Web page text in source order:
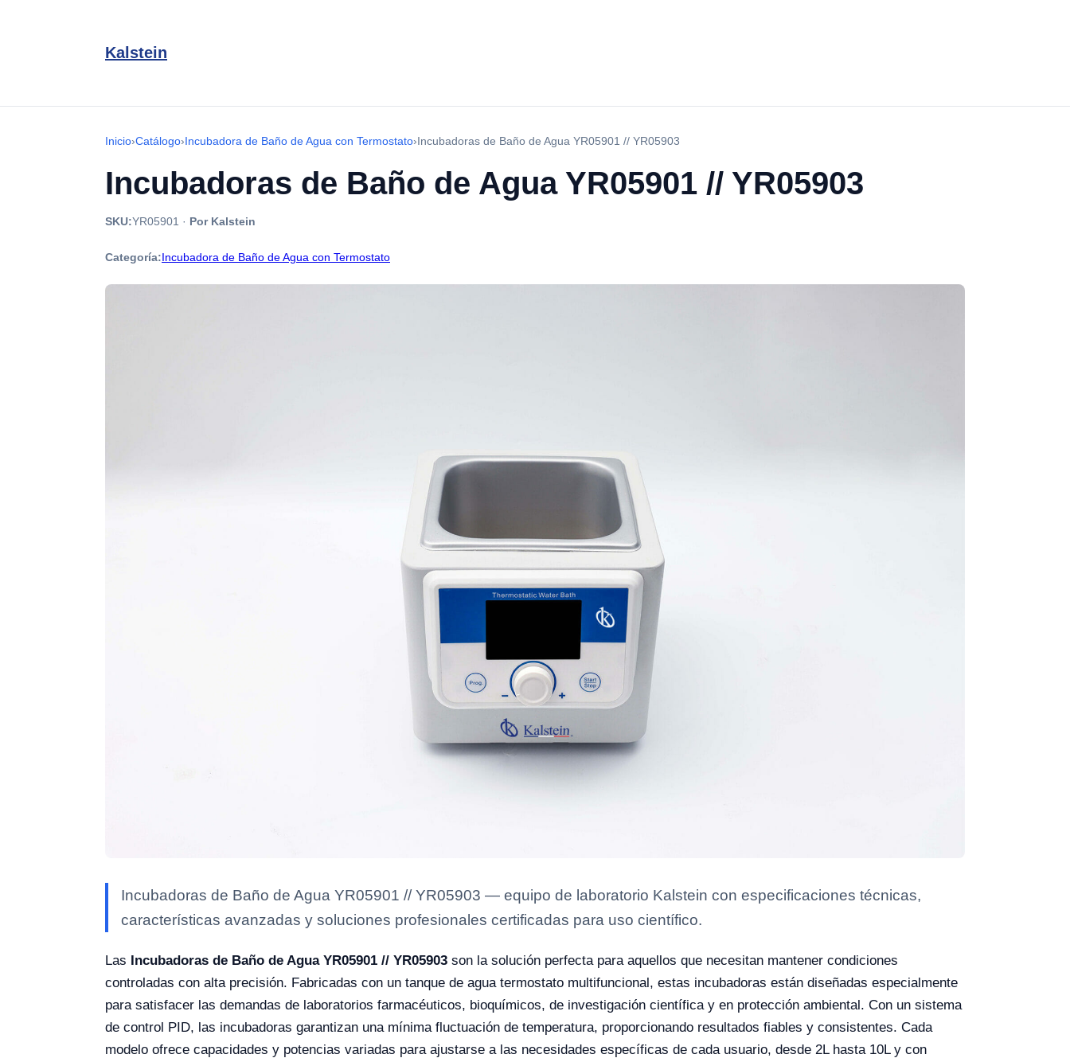
Kalstein
Inicio›Catálogo›Incubadora de Baño de Agua con Termostato›Incubadoras de Baño de Agua YR05901 // YR05903
Incubadoras de Baño de Agua YR05901 // YR05903
SKU:YR05901 · Por Kalstein
Categoría:Incubadora de Baño de Agua con Termostato
Incubadoras de Baño de Agua YR05901 // YR05903 — equipo de laboratorio Kalstein con especificaciones técnicas,
características avanzadas y soluciones profesionales certificadas para uso científico.
Las Incubadoras de Baño de Agua YR05901 // YR05903 son la solución perfecta para aquellos que necesitan mantener condiciones
controladas con alta precisión. Fabricadas con un tanque de agua termostato multifuncional, estas incubadoras están diseñadas especialmente
para satisfacer las demandas de laboratorios farmacéuticos, bioquímicos, de investigación científica y en protección ambiental. Con un sistema
de control PID, las incubadoras garantizan una mínima fluctuación de temperatura, proporcionando resultados fiables y consistentes. Cada
modelo ofrece capacidades y potencias variadas para ajustarse a las necesidades específicas de cada usuario, desde 2L hasta 10L y con